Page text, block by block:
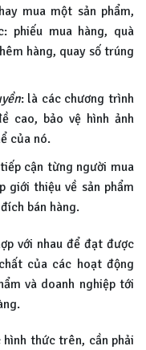
mua một sản phẩm,
phiếu mua hàng, quà
hàng, quay số trúng
: là các chương trình
cao, bảo vệ hình ảnh
của nó.
cận từng người mua
thiệu về sản phẩm
bán hàng.
với nhau để đạt được
của các hoạt động
và doanh nghiệp tới
thức trên, cần phải